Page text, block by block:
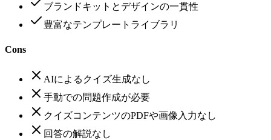
ブランドキットとデザインの一貫性
豊富なテンプレートライブラリ
Cons
AIによるクイズ生成なし
手動での問題作成が必要
クイズコンテンツのPDFや画像入力なし
回答の解説なし